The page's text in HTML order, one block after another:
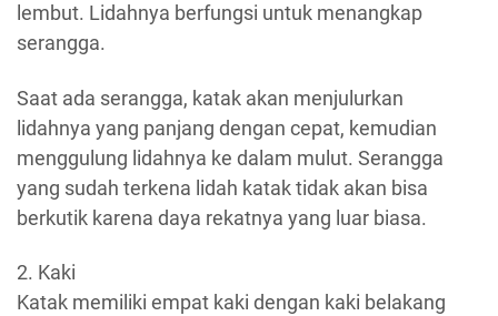
lembut. Lidahnya berfungsi untuk menangkap
serangga.
Saat ada serangga, katak akan menjulurkan
lidahnya yang panjang dengan cepat, kemudian
menggulung lidahnya ke dalam mulut. Serangga
yang sudah terkena lidah katak tidak akan bisa
berkutik karena daya rekatnya yang luar biasa.
2. Kaki
Katak memiliki empat kaki dengan kaki belakang